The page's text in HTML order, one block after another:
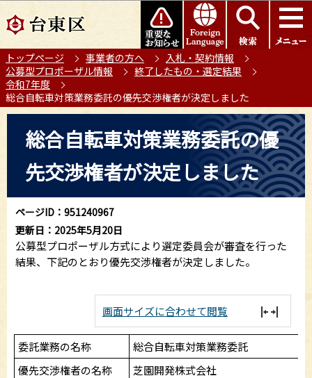
の
ー
ジ
の
先
このページの本文へ移動
トップページ 事業者の方へ
入札・契約情報
公募型プロポーザル情報
終了したもの・選定結果
令和7年度
総合自転車対策業務委託の優先交渉権者が決定しました
ら
総合自転車対策業務委託の優
先交渉権者が決定しました
ページID：951240967
更新日：2025年5月20日
公募型プロポーザル方式により選定委員会が審査を行った
結果、下記のとおり優先交渉権者が決定しました。
画面サイズに合わせて閲覧
委託業務の名称
総合自転車対策業務委託
優先交渉権者の名称
芝園開発株式会社